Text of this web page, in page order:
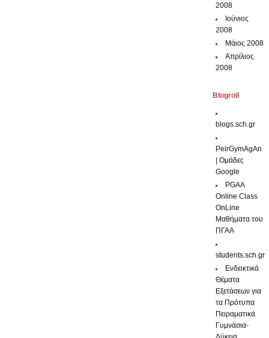
2008
Ιούνιος
2008
Μάιος 2008
Απρίλιος
2008
Blogroll
blogs.sch.gr
PeirGymAgAn
| Ομάδες
Google
PGAA
Online Class
OnLine
Μαθήματα του
ΠΓΑΑ
students.sch.gr
Ενδεικτικά
Θέματα
Εξετάσεων για
τα Πρότυπα
Πειραματικά
Γυμνάσια-